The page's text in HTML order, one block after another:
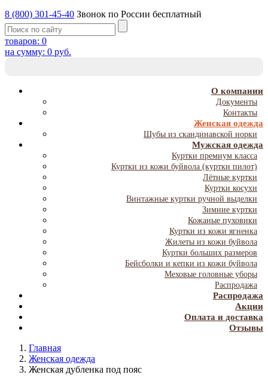
8 (800) 301-45-40 Звонок по России бесплатный
товаров: 0
на сумму: 0 руб.
О компании
Документы
Контакты
Женская одежда
Шубы из скандинавской норки
Мужская одежда
Куртки премиум класса
Куртки из кожи буйвола (куртки пилот)
Лётные куртки
Куртки косухи
Винтажные куртки ручной выделки
Зимние куртки
Кожаные пуховики
Куртки из кожи ягненка
Жилеты из кожи буйвола
Куртки больших размеров
Бейсболки и кепки из кожи буйвола
Меховые головные уборы
Распродажа
Распродажа
Акции
Оплата и доставка
Отзывы
Главная
Женская одежда
Женская дубленка под пояс